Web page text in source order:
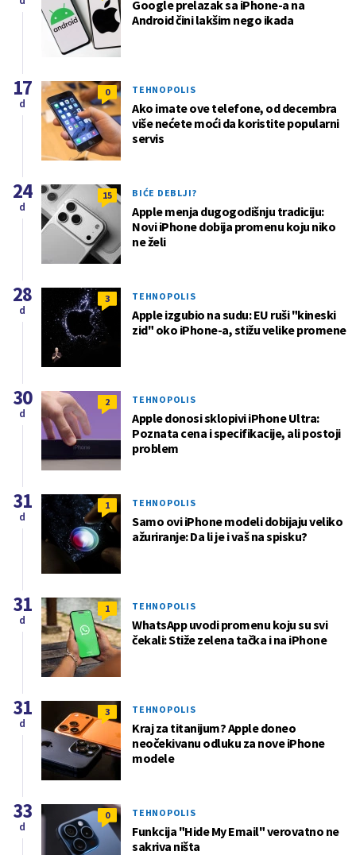
Google prelazak sa iPhone-a na
Android čini lakšim nego ikada
0 TEHNOPOLIS
Ako imate ove telefone, od decembra
više nećete moći da koristite popularni
servis
17
d
15 BIĆE DEBLJI?
Apple menja dugogodišnju tradiciju:
Novi iPhone dobija promenu koju niko
ne želi
24
d
3 TEHNOPOLIS
Apple izgubio na sudu: EU ruši "kineski
zid" oko iPhone-a, stižu velike promene
28
d
2 TEHNOPOLIS
Apple donosi sklopivi iPhone Ultra:
Poznata cena i specifikacije, ali postoji
problem
30
d
1 TEHNOPOLIS
Samo ovi iPhone modeli dobijaju veliko
ažuriranje: Da li je i vaš na spisku?
31
d
1 TEHNOPOLIS
WhatsApp uvodi promenu koju su svi
čekali: Stiže zelena tačka i na iPhone
31
d
3 TEHNOPOLIS
Kraj za titanijum? Apple doneo
neočekivanu odluku za nove iPhone
modele
31
d
0 TEHNOPOLIS
Funkcija "Hide My Email" verovatno ne
sakriva ništa
33
d